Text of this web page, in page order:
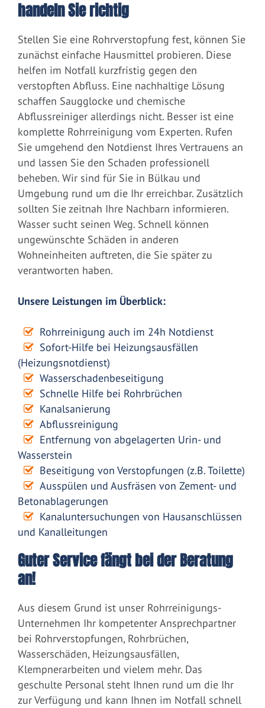
handeln Sie richtig
Stellen Sie eine Rohrverstopfung fest, können Sie
zunächst einfache Hausmittel probieren. Diese
helfen im Notfall kurzfristig gegen den
verstopften Abfluss. Eine nachhaltige Lösung
schaffen Saugglocke und chemische
Abflussreiniger allerdings nicht. Besser ist eine
komplette Rohrreinigung vom Experten. Rufen
Sie umgehend den Notdienst Ihres Vertrauens an
und lassen Sie den Schaden professionell
beheben. Wir sind für Sie in Bülkau und
Umgebung rund um die Ihr erreichbar. Zusätzlich
sollten Sie zeitnah Ihre Nachbarn informieren.
Wasser sucht seinen Weg. Schnell können
ungewünschte Schäden in anderen
Wohneinheiten auftreten, die Sie später zu
verantworten haben.
Unsere Leistungen im Überblick:
Rohrreinigung auch im 24h Notdienst
Sofort-Hilfe bei Heizungsausfällen
(Heizungsnotdienst)
Wasserschadenbeseitigung
Schnelle Hilfe bei Rohrbrüchen
Kanalsanierung
Abflussreinigung
Entfernung von abgelagerten Urin- und
Wasserstein
Beseitigung von Verstopfungen (z.B. Toilette)
Ausspülen und Ausfräsen von Zement- und
Betonablagerungen
Kanaluntersuchungen von Hausanschlüssen
und Kanalleitungen
Guter Service fängt bei der Beratung
an!
Aus diesem Grund ist unser Rohrreinigungs-
Unternehmen Ihr kompetenter Ansprechpartner
bei Rohrverstopfungen, Rohrbrüchen,
Wasserschäden, Heizungsausfällen,
Klempnerarbeiten und vielem mehr. Das
geschulte Personal steht Ihnen rund um die Ihr
zur Verfügung und kann Ihnen im Notfall schnell